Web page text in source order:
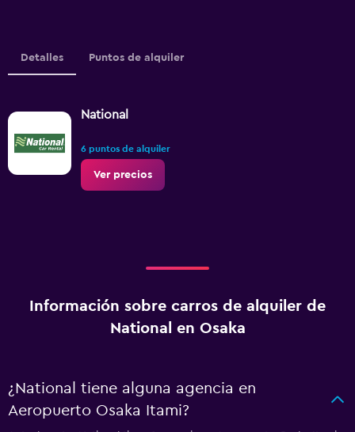
Detalles Puntos de alquiler
National
6 puntos de alquiler
Ver precios
Información sobre carros de alquiler de
National en Osaka
¿National tiene alguna agencia en
Aeropuerto Osaka Itami?